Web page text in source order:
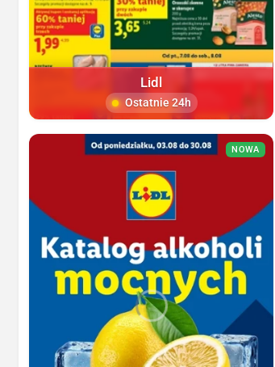
Lidl
Ostatnie 24h
NOWA